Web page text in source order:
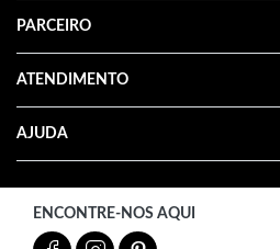
PARCEIRO
ATENDIMENTO
AJUDA
ENCONTRE-NOS AQUI